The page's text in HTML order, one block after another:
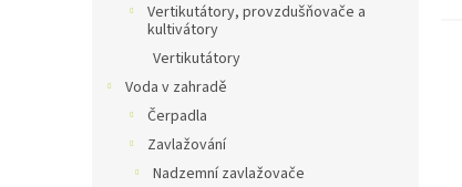
Vertikutátory, provzdušňovače a
kultivátory
Vertikutátory
Voda v zahradě
Čerpadla
Zavlažování
Nadzemní zavlažovače